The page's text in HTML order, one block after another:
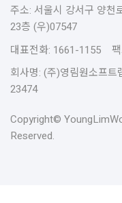
주소: 서울시 강서구 양천
23층 (우)07547
대표전화: 1661-1155
회사명: (주)영림원소프
23474
Copyright©
Reserved.